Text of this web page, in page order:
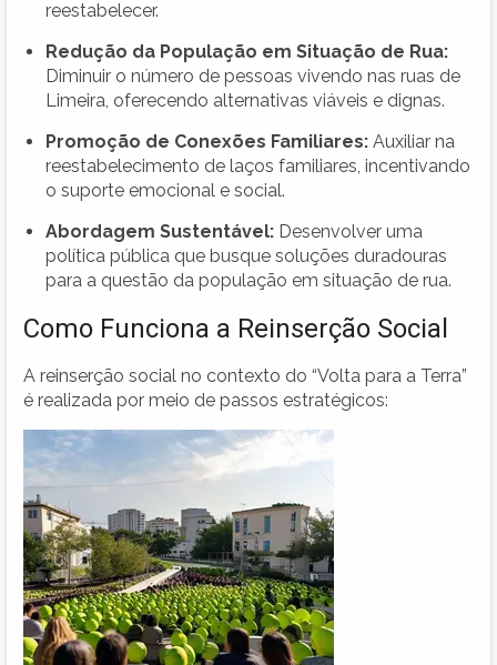
reestabelecer.
Redução da População em Situação de Rua:
Diminuir o número de pessoas vivendo nas ruas de
Limeira, oferecendo alternativas viáveis e dignas.
Promoção de Conexões Familiares: Auxiliar na
reestabelecimento de laços familiares, incentivando
o suporte emocional e social.
Abordagem Sustentável: Desenvolver uma
política pública que busque soluções duradouras
para a questão da população em situação de rua.
Como Funciona a Reinserção Social
A reinserção social no contexto do “Volta para a Terra”
é realizada por meio de passos estratégicos: